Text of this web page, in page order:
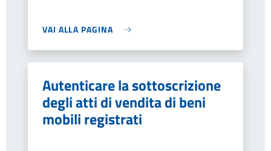
VAI ALLA PAGINA
Autenticare la sottoscrizione
degli atti di vendita di beni
mobili registrati